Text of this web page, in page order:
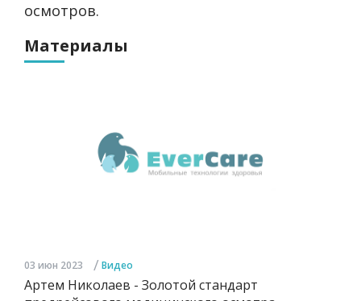
осмотров.
Материалы
03 июн 2023 / Видео
Артем Николаев - Золотой стандарт